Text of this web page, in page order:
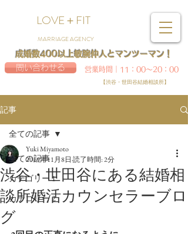
LOVE＋FIT
MARRIAGE AGENCY
問い合わせる
【渋谷・世田谷結婚相談所】
成婚数400以上敏腕仲人とマンツーマン！
営業時間｜11：00～20：00
記事
全ての記事
カテゴリー 1
カテゴリー 2
全ての記事
渋谷・世田谷にある結婚相
談所婚活カウンセラーブロ
グ
Yuki Miyamoto
2019年11月8日 読了時間: 2分